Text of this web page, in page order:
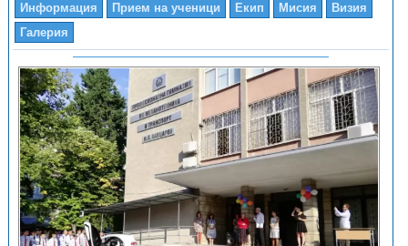
Информация Прием на ученици Екип Мисия
Визия
Галерия